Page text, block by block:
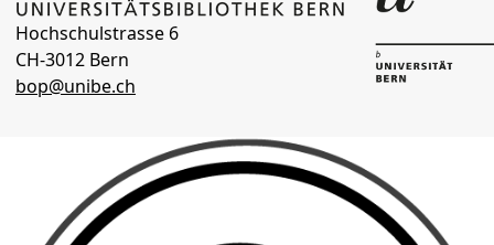
Hochschulstrasse 6
CH-3012 Bern
bop@unibe.ch